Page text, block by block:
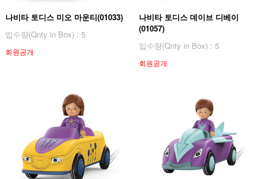
나비타 토디스 미오 마운티(01033)
입수량(Qnty in Box) : 5
회원공개
나비타 토디스 데이브 디베이
(01057)
입수량(Qnty in Box) : 5
회원공개